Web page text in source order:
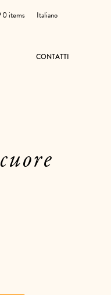
0 items Italiano
CONTATTI